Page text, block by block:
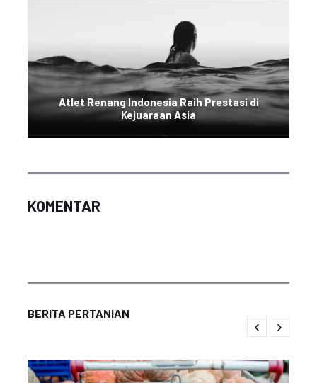
Atlet Renang Indonesia Raih Prestasi di
Kejuaraan Asia
KOMENTAR
BERITA PERTANIAN